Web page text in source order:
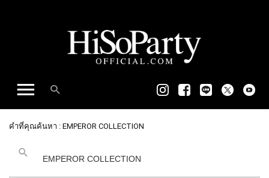
คำที่คุณค้นหา : EMPEROR COLLECTION